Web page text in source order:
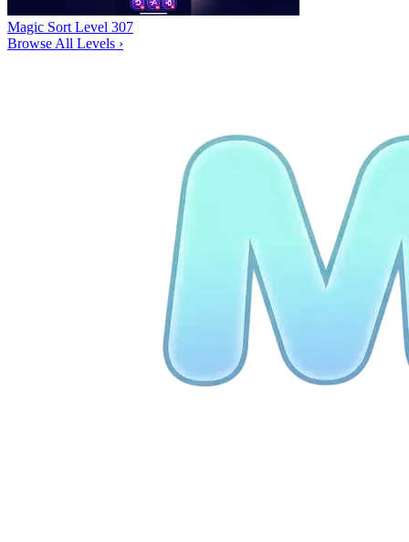
Magic Sort Level 307
Browse All Levels ›